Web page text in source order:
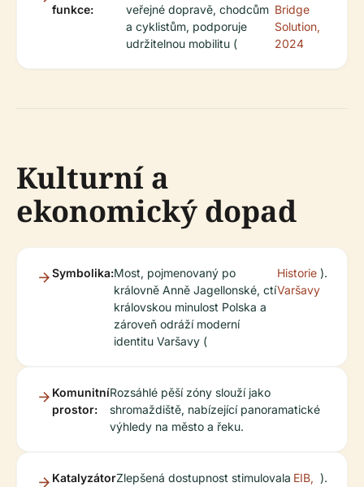
funkce:
veřejné dopravě, chodcům
a cyklistům, podporuje
udržitelnou mobilitu (
Bridge
Solution,
2024
Kulturní a
ekonomický dopad
Symbolika:Most, pojmenovaný po
královně Anně Jagellonské, ctí
královskou minulost Polska a
zároveň odráží moderní
identitu Varšavy (
Historie
Varšavy
).
Komunitní
prostor:
Rozsáhlé pěší zóny slouží jako
shromaždiště, nabízející panoramatické
výhledy na město a řeku.
KatalyzátorZlepšená dostupnost stimulovala EIB, ).